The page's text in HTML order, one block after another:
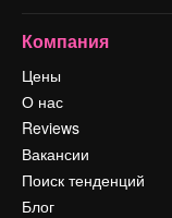
Компания
Цены
О нас
Reviews
Вакансии
Поиск тенденций
Блог